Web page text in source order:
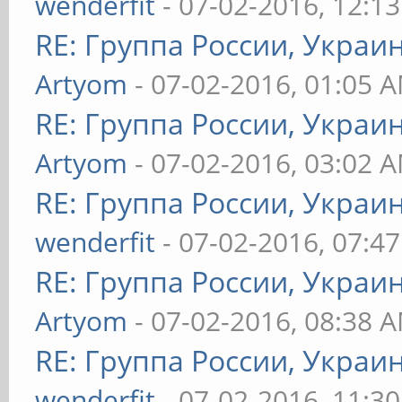
RE: Группа России,
Artyom - 07-02-2016, 01:05
RE: Группа России,
Artyom - 07-02-2016, 03:02
RE: Группа России,
wenderfit - 07-02-2016,
RE: Группа России,
Artyom - 07-02-2016, 08:38
RE: Группа России,